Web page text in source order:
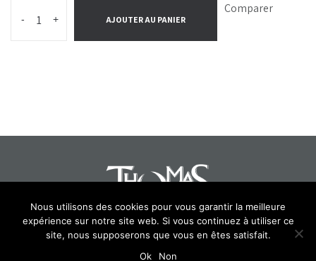
- + AJOUTER AU PANIER
Comparer
Select at least 2 products
Nous utilisons des cookies pour vous garantir la meilleure
expérience sur notre site web. Si vous continuez à utiliser ce
site, nous supposerons que vous en êtes satisfait.
Ok
Non